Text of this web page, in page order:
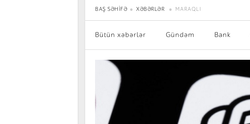
Müsahibə
BAŞ SƏHIFƏ XƏBƏRLƏR MARAQLI
Bütün xəbərlər Gündəm Bank